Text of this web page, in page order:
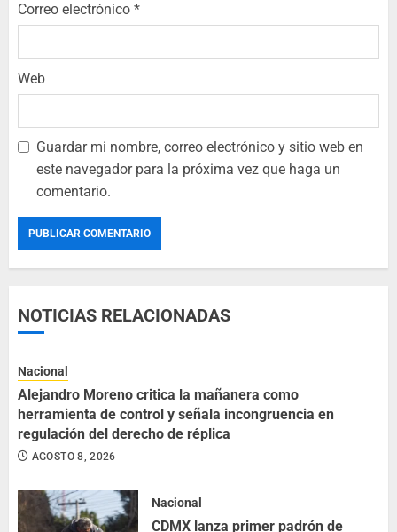
Correo electrónico *
Web
Guardar mi nombre, correo electrónico y sitio web en
este navegador para la próxima vez que haga un
comentario.
NOTICIAS RELACIONADAS
Nacional
Alejandro Moreno critica la mañanera como
herramienta de control y señala incongruencia en
regulación del derecho de réplica
AGOSTO 8, 2026
Nacional
CDMX lanza primer padrón de